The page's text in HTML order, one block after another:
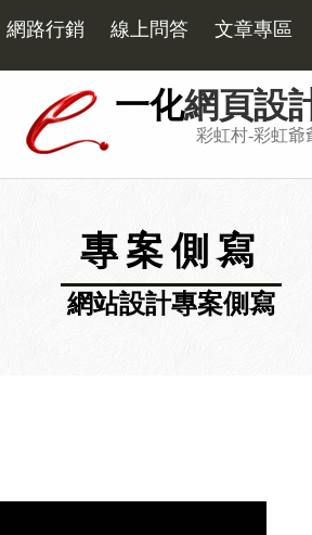
網路行銷 線上問答 文章專區
一化網頁設
彩虹村-彩虹爺
專案側寫
網站設計專案側寫